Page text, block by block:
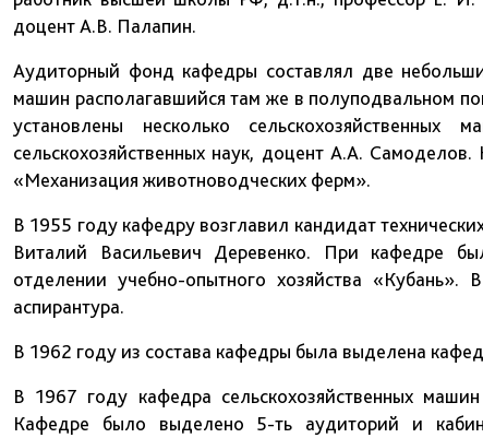
доцент А.В. Палапин.
Аудиторный фонд кафедры составлял две
машин располагавшийся там же в полуподвальном
установлены несколько
сельскохозяйственных наук, доцент А.А.
«Механизация животноводческих ферм».
В 1955 году кафедру возглавил кандидат
Виталий Васильевич Деревенко. При кафедре
отделении учебно-опытного хозяйства
аспирантура.
В 1962 году из состава кафедры была выделена
В 1967 году кафедра сельскохозяйственных
Кафедре было выделено 5-ть аудиторий и